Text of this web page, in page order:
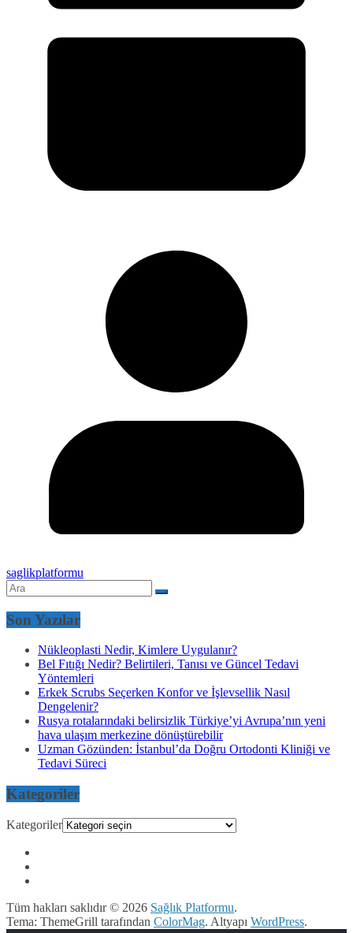
saglikplatformu
Son Yazılar
Nükleoplasti Nedir, Kimlere Uygulanır?
Bel Fıtığı Nedir? Belirtileri, Tanısı ve Güncel Tedavi
Yöntemleri
Erkek Scrubs Seçerken Konfor ve İşlevsellik Nasıl
Dengelenir?
Rusya rotalarındaki belirsizlik Türkiye’yi Avrupa’nın yeni
hava ulaşım merkezine dönüştürebilir
Uzman Gözünden: İstanbul’da Doğru Ortodonti Kliniği ve
Tedavi Süreci
Kategoriler
Kategoriler
Tüm hakları saklıdır © 2026 Sağlık Platformu.
Tema: ThemeGrill tarafından ColorMag. Altyapı WordPress.